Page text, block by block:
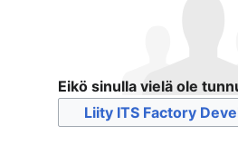
Eikö sinulla vielä ole
Liity ITS Factory